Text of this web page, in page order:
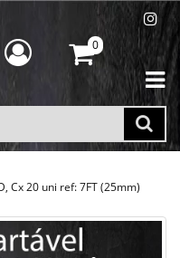
0
Cx 20 uni ref: 7FT (25mm)